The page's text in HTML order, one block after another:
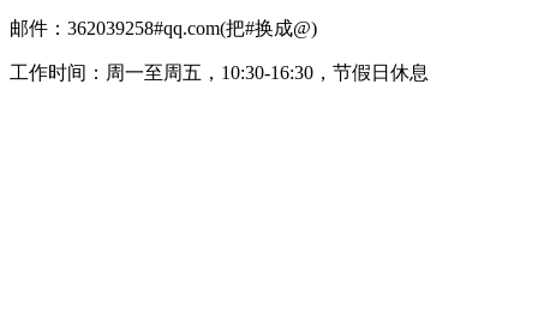
邮件：362039258#qq.com(把#换成@)
工作时间：周一至周五，10:30-16:30，节假日休息